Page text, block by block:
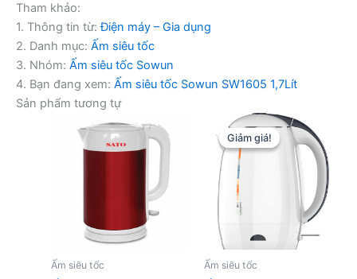
Tham khảo:
1. Thông tin từ:Điện máy – Gia dụng
2. Danh mục: Ấm siêu tốc
3. Nhóm: Ấm siêu tốc Sowun
4. Bạn đang xem: Ấm siêu tốc Sowun SW1605 1,7Lít
Sản phẩm tương tự
Ấm siêu tốc
Giảm giá!
Giảm giá!
Ấm siêu tốc